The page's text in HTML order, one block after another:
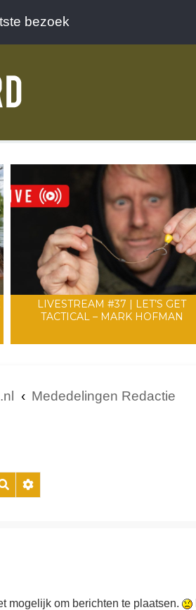
bezoek
LIVESTREAM #37 | LET’S GET
TACTICAL – MARK HOFMAN
Mededelingen Redactie
ZoekUitgebreid zoeken
mogelijk om berichten te plaatsen.